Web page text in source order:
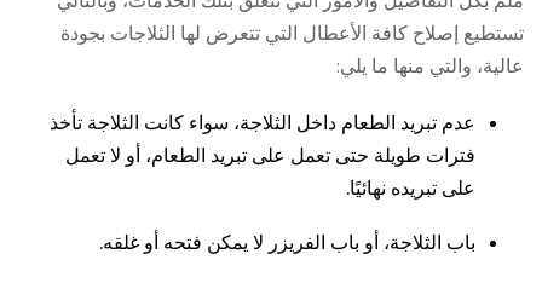
تستطيع إصلاح كافة الأعطال التي تتعرض لها الثلاجات بجودة
عالية، والتي منها ما يلي:
عدم تبريد الطعام داخل الثلاجة، سواء كانت الثلاجة تأخذ
فترات طويلة حتى تعمل على تبريد الطعام، أو لا تعمل
على تبريده نهائيًا.
باب الثلاجة، أو باب الفريزر لا يمكن فتحه أو غلقه.